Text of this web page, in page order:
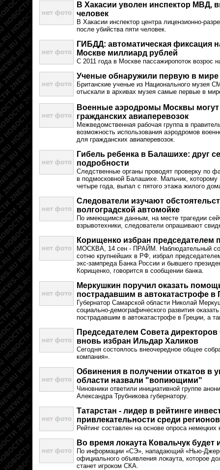
В Хакасии уволен инспектор МВД,
человек
В Хакасии инспектор центра лицензионно-
после убийства пяти человек.
ГИБДД: автоматическая фиксация
Москве миллиард рублей
С 2011 года в Москве пассажиропоток возрос
Ученые обнаружили первую в
Британские ученые из Национального музея
отыскали в архивах музея самые первые в
Военные аэродромы Москвы могут
гражданских авиаперевозок
Межведомственная рабочая группа в
возможность использования аэродромов
для гражданских авиаперевозок.
Гибель ребенка в Балашихе: друг
подробности
Следственные органы проводят проверку по
в подмосковной Балашихе. Мальчик,
четыре года, выпал с пятого этажа жилого
Следователи изучают
волгоградской автомойке
По имеющимся данным, на месте трагедии
взрывотехники, следователи опрашивают
Корищенко избран председателем
МОСКВА, 14 сен - ПРАЙМ. Наблюдательный
сотню крупнейших в РФ, избрал
экс-зампреда Банка России и бывшего
Корищенко, говорится в сообщении банка.
Меркушкин поручил оказать
пострадавшим в автокатастрофе в
Губернатор Самарской области Николай
социально-демографического развития
пострадавшим в автокатастрофе в Греции, а
Председателем Совета
вновь избран Ильдар Халиков
Сегодня состоялось внеочередное общее
компания».
Обвинения в получении откатов в
области назвали "вопиющими"
Чиновники ответили инициативной группе
Александра Трубникова губернатору.
Татарстан - лидер в рейтинге
привлекательности среди
Рейтинг составлен на основе опроса
Во время локаута Ковальчук будет
По информации «СЭ», нападающий «Нью-
официального объявления локаута, которое
станет игроком СКА.